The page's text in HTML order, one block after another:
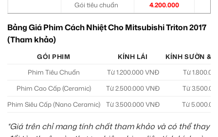
Gói tiêu chuẩn
4.200.000
Bảng Giá Phim Cách Nhiệt Cho Mitsubishi Triton 2017
(Tham khảo)
GÓI PHIM KÍNH LÁI
KÍNH SƯỜN &
Phim Tiêu Chuẩn
Từ 1.200.000 VNĐ
Từ
Phim Cao Cấp (Ceramic)
Từ 2.500.000 VNĐ
Từ
Phim Siêu Cấp (Nano Ceramic)
Từ 3.500.000 VNĐ Từ
*Giá trên chỉ mang tính chất tham khảo và có thể thay